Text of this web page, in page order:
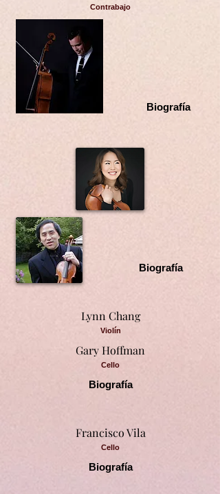
Contrabajo
Biografía
Biografía
Lynn Chang
Violín
Gary Hoffman
Cello
Biografía
Francisco Vila
Cello
Biografía